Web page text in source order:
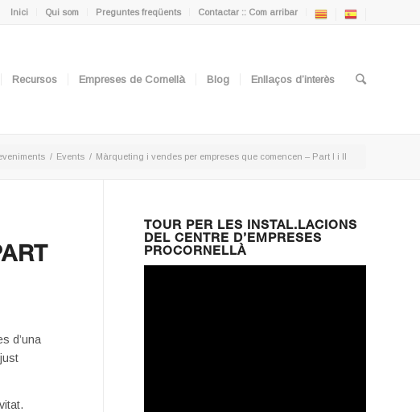
Inici Qui som Preguntes freqüents Contactar :: Com arribar
Recursos Empreses de Cornellà Blog Enllaços d’interès
/ Events / Màrqueting i vendes per empreses que comencen – Part I i II
d’una
TOUR PER LES INSTAL.LACIONS
DEL CENTRE D’EMPRESES
PROCORNELLÀ